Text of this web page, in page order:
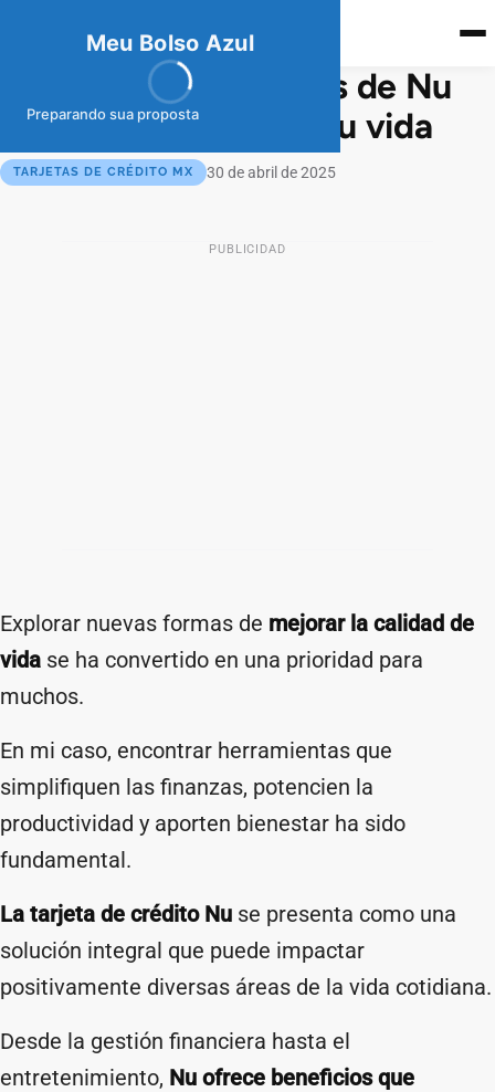
Meu Bolso Azul
Preparando sua proposta
meubolso Azul
Explora los beneficios de Nu
para cada faceta de tu vida
TARJETAS DE CRÉDITO MX 30 de abril de 2025
PUBLICIDAD
Explorar nuevas formas de mejorar la calidad de
vida se ha convertido en una prioridad para
muchos.
En mi caso, encontrar herramientas que
simplifiquen las finanzas, potencien la
productividad y aporten bienestar ha sido
fundamental.
La tarjeta de crédito Nu se presenta como una
solución integral que puede impactar
positivamente diversas áreas de la vida cotidiana.
Desde la gestión financiera hasta el
entretenimiento, Nu ofrece beneficios que